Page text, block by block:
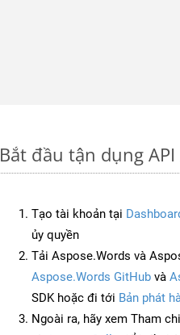
Bắt đầu tận dụng API
Tạo tài khoản tại
ủy quyền
Tải Aspose.Words và
Aspose.Words GitHub và
SDK hoặc đi tới Bản phát
Ngoài ra, hãy xem Tham